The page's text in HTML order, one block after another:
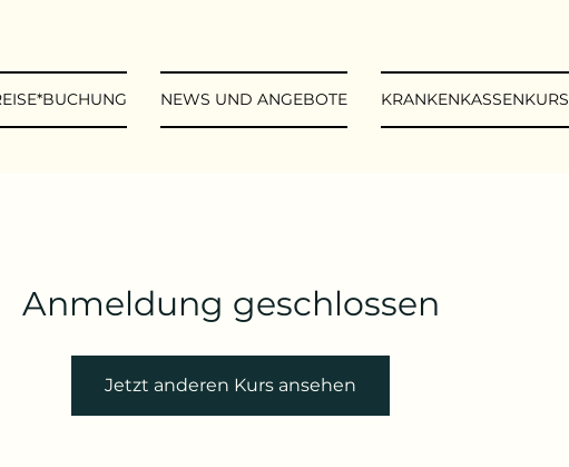
NEWS UND ANGEBOTE KRANKENKASSENKURS
Anmeldung geschlossen
Jetzt anderen Kurs ansehen